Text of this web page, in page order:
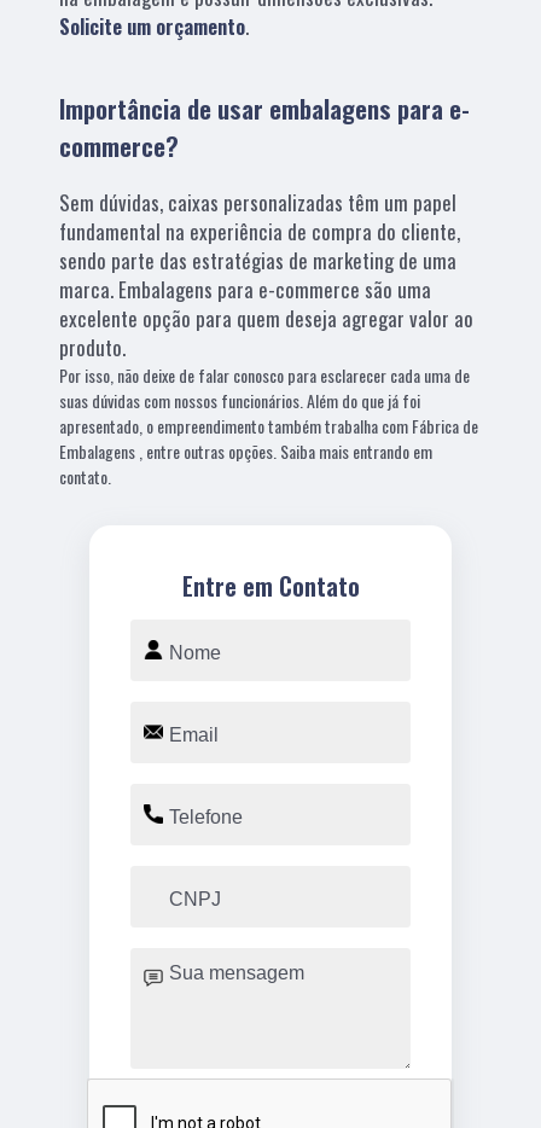
Solicite um orçamento.
Importância de usar embalagens para e-
commerce?
Sem dúvidas, caixas personalizadas têm um papel
fundamental na experiência de compra do cliente,
sendo parte das estratégias de marketing de uma
marca. Embalagens para e-commerce são uma
excelente opção para quem deseja agregar valor ao
produto.
Por isso, não deixe de falar conosco para esclarecer cada uma de
suas dúvidas com nossos funcionários. Além do que já foi
apresentado, o empreendimento também trabalha com Fábrica de
Embalagens , entre outras opções. Saiba mais entrando em
contato.
Entre em Contato